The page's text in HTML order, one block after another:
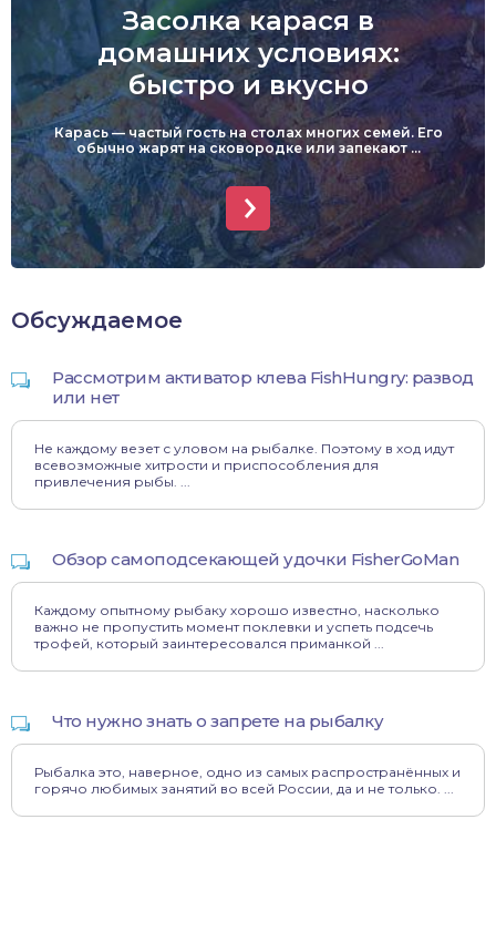
Засолка карася в
домашних условиях:
быстро и вкусно
Карась — частый гость на столах многих семей. Его
обычно жарят на сковородке или запекают ...
Обсуждаемое
Рассмотрим активатор клева FishHungry: развод
или нет
Не каждому везет с уловом на рыбалке. Поэтому в ход идут
всевозможные хитрости и приспособления для
привлечения рыбы. ...
Обзор самоподсекающей удочки FisherGoMan
Каждому опытному рыбаку хорошо известно, насколько
важно не пропустить момент поклевки и успеть подсечь
трофей, который заинтересовался приманкой ...
Что нужно знать о запрете на рыбалку
Рыбалка это, наверное, одно из самых распространённых и
горячо любимых занятий во всей России, да и не только. ...